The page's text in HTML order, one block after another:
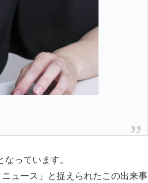
っています。
ュース」と捉えられたこの出来事